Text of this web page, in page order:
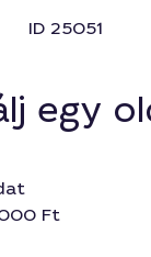
ID 25051
egy
Ft